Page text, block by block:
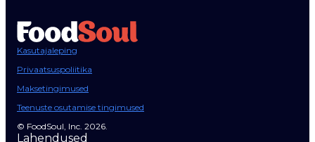
Kasutajaleping
Privaatsuspoliitika
Maksetingimused
Teenuste osutamise tingimused
© FoodSoul, Inc. 2026.
Lahendused